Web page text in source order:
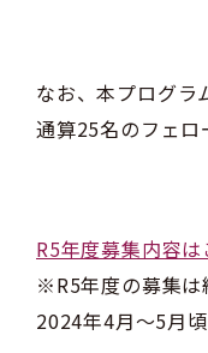
なお、本プログラ
通算25名のフェロ
R5年度募集内容は
※R5年度の募集は
2024年4月～5月頃